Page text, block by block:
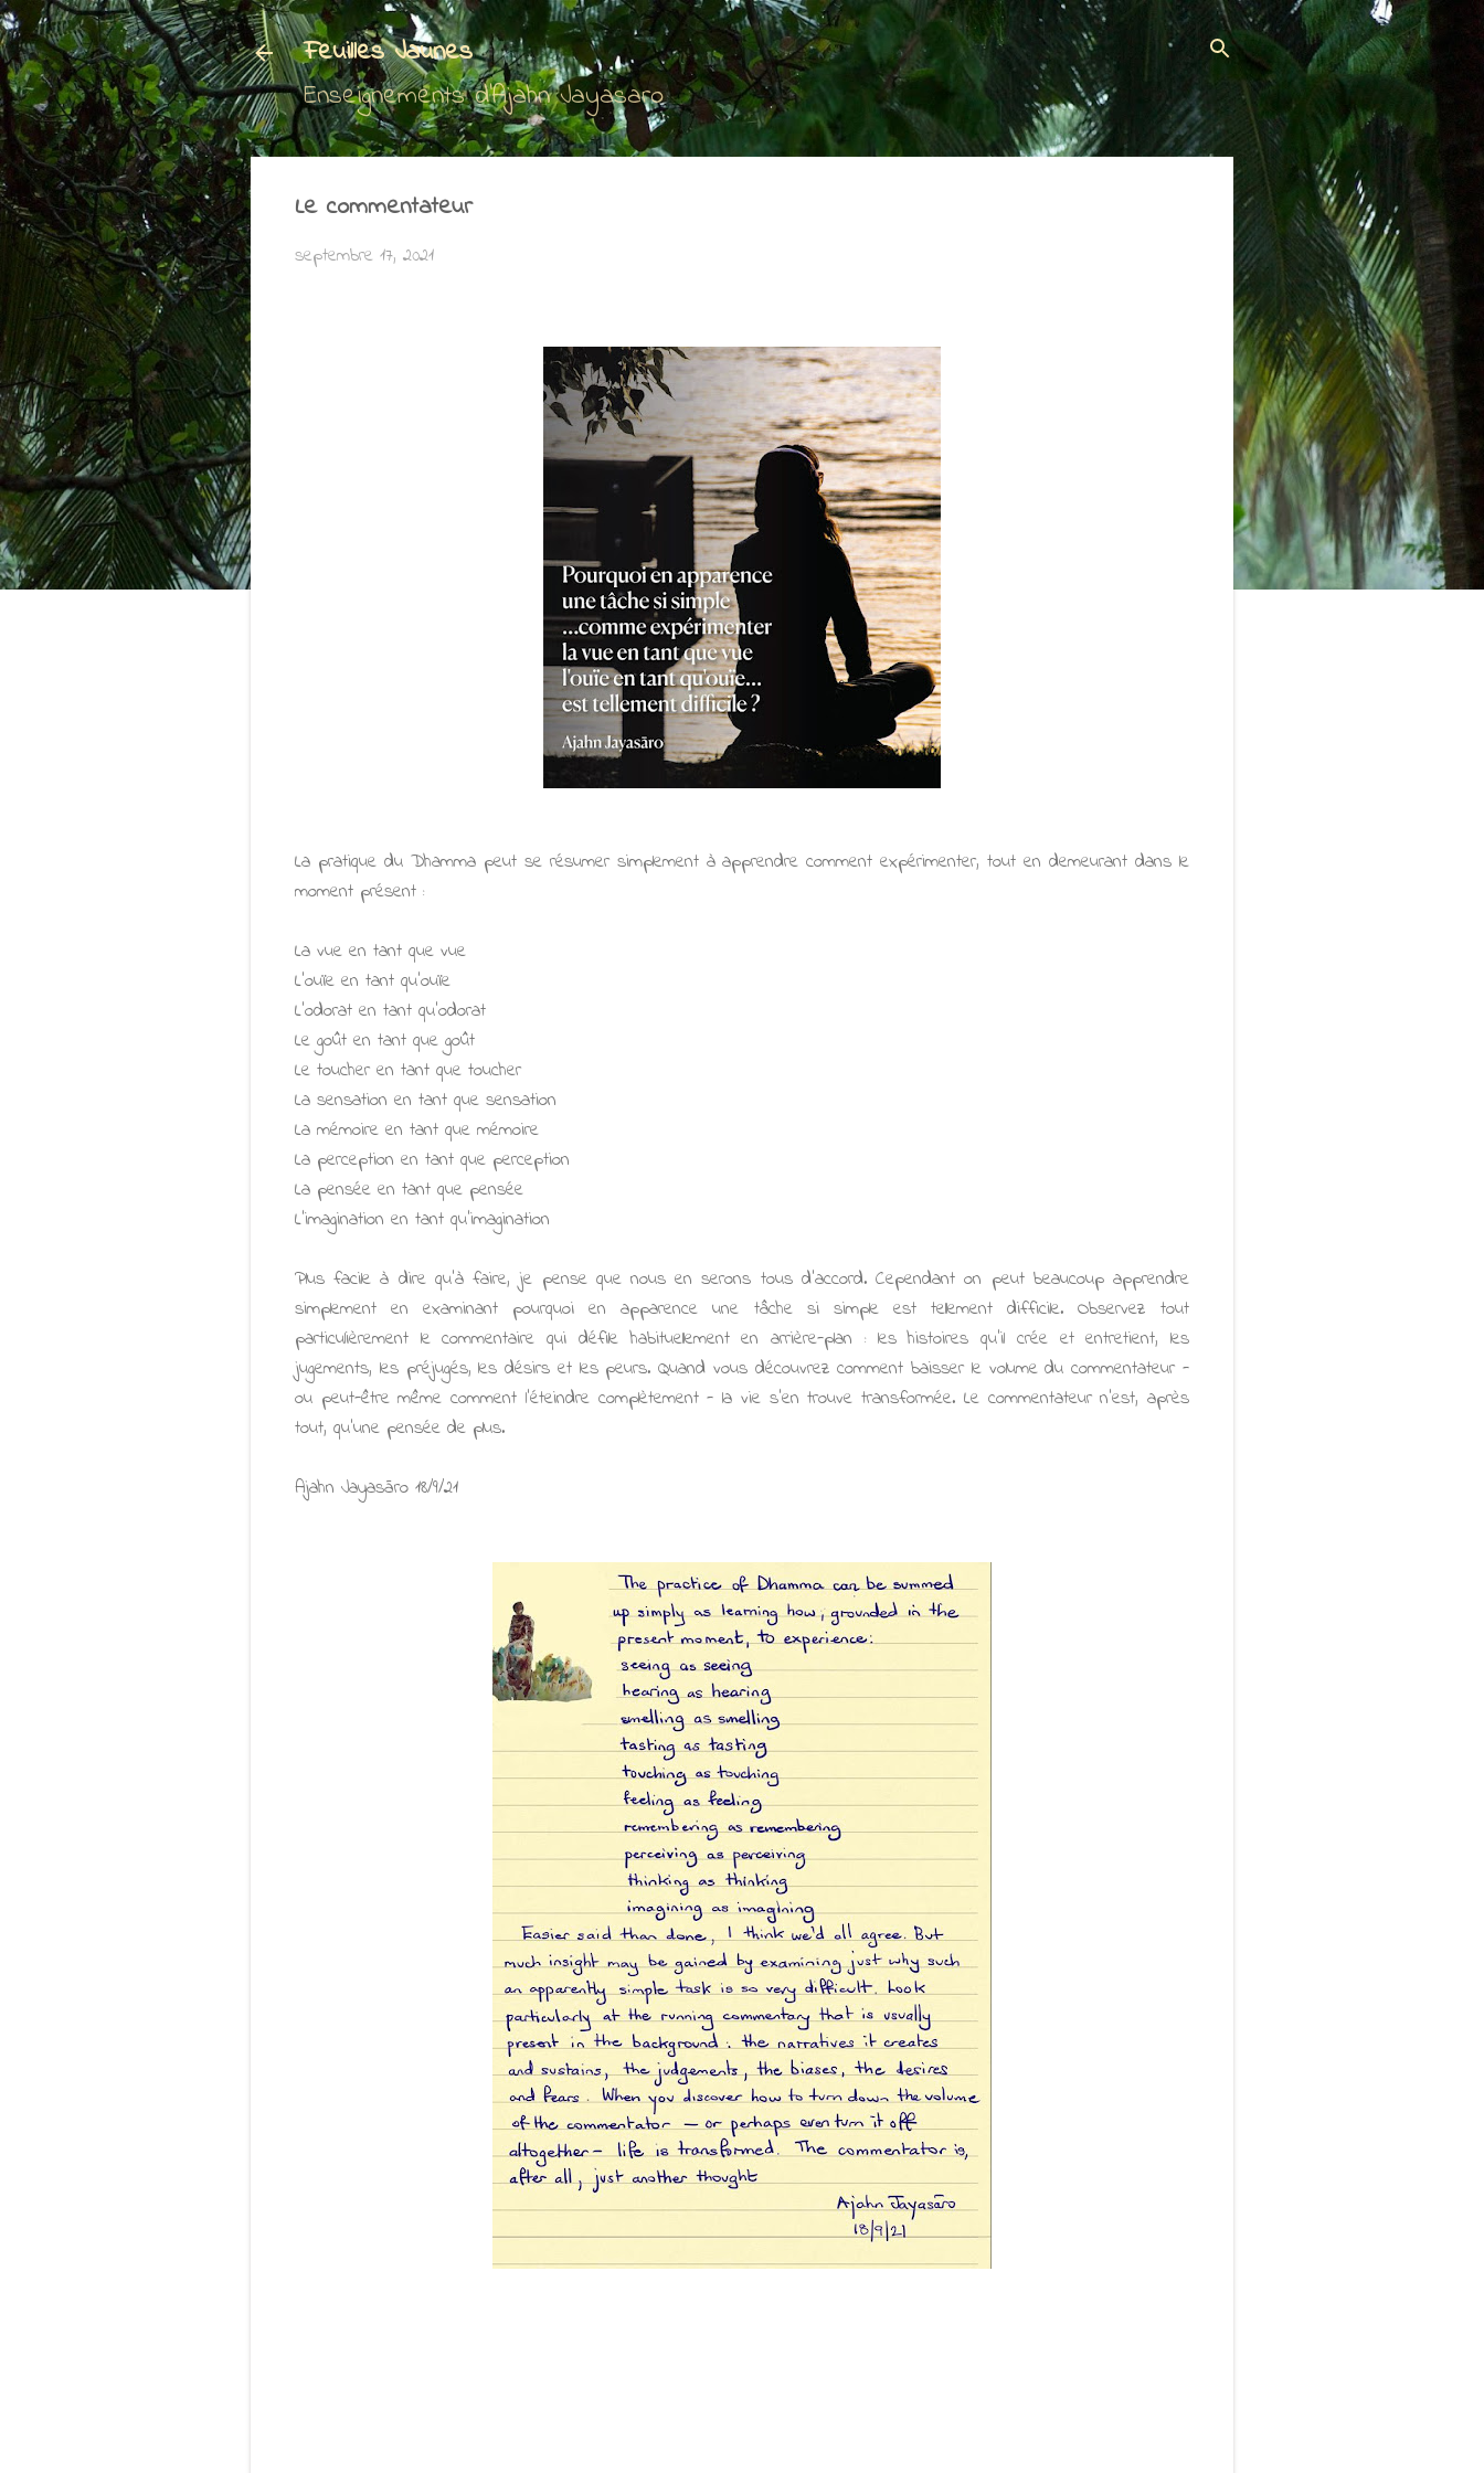
Accéder au contenu principal
Feuilles Jaunes
Enseignements d'Ajahn Jayasaro
Le commentateur
septembre 17, 2021
La pratique du Dhamma peut se résumer simplement à apprendre comment expérimenter, tout en demeurant dans le
moment présent :
La vue en tant que vue
L'ouïe en tant qu'ouïe
L'odorat en tant qu'odorat
Le goût en tant que goût
Le toucher en tant que toucher
La sensation en tant que sensation
La mémoire en tant que mémoire
La perception en tant que perception
La pensée en tant que pensée
L'imagination en tant qu'imagination
Plus facile à dire qu'à faire, je pense que nous en serons tous d'accord. Cependant on peut beaucoup apprendre
simplement en examinant pourquoi en apparence une tâche si simple est tellement difficile. Observez tout
particulièrement le commentaire qui défile habituellement en arrière-plan : les histoires qu'il crée et entretient, les
jugements, les préjugés, les désirs et les peurs. Quand vous découvrez comment baisser le volume du commentateur -
ou peut-être même comment l'éteindre complètement - la vie s'en trouve transformée. Le commentateur n'est, après
tout, qu'une pensée de plus.
Ajahn Jayasāro 18/9/21